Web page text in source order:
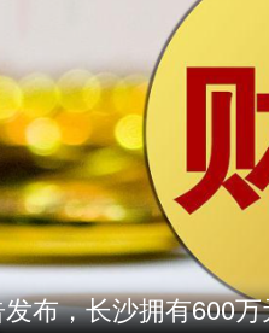
布，长沙拥有600